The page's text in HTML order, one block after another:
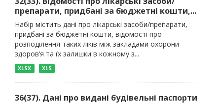
препарати, придбані за бюджетні кошти,...
Набір містить дані про лікарські засоби/препарати,
придбані за бюджетні кошти, відомості про
розподілення таких ліків між закладами охорони
здоров’я та їх залишки в кожному з...
XLSX XLS
36(37). Дані про видані будівельні паспорти